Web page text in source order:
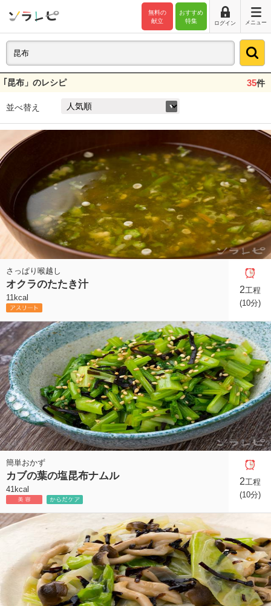
おすすめ
特集
無料の
献立
ログイン メニュー
｢昆布」のレシピ 35件
並べ替え
さっぱり喉越し
オクラのたたき汁
11kcal
2工程
(10分)
簡単おかず
カブの葉の塩昆布ナムル
41kcal
2工程
(10分)